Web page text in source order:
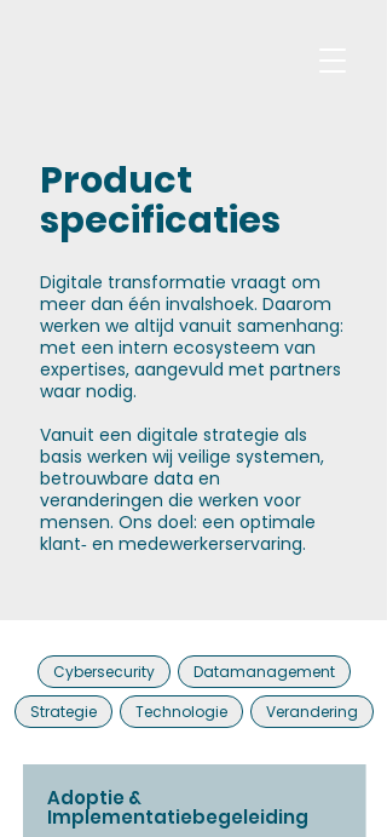
Product
specificaties
Digitale transformatie vraagt om
meer dan één invalshoek. Daarom
werken we altijd vanuit samenhang:
met een intern ecosysteem van
expertises, aangevuld met partners
waar nodig.
Vanuit een digitale strategie als
basis werken wij veilige systemen,
betrouwbare data en
veranderingen die werken voor
mensen. Ons doel: een optimale
klant‑ en medewerkerservaring.
Cybersecurity
Datamanagement
Strategie
Technologie Verandering
Adoptie &
Implementatiebegeleiding